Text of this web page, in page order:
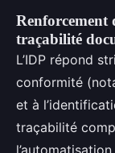
Renforcement
traçabilité
L’IDP répond
conformité
et à
traçabilité